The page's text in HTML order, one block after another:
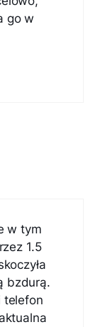
go w
w tym
1.5
bzdurą.
telefon